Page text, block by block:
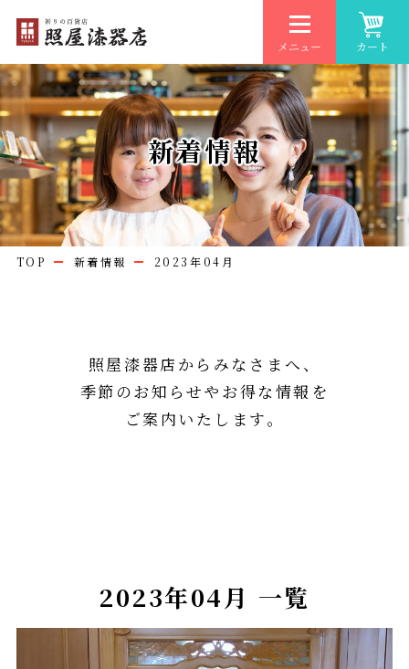
カート
メニュー
新着情報
TOP 新着情報 2023年04月
照屋漆器店からみなさまへ、
季節のお知らせやお得な情報を
ご案内いたします。
2023年04月 一覧